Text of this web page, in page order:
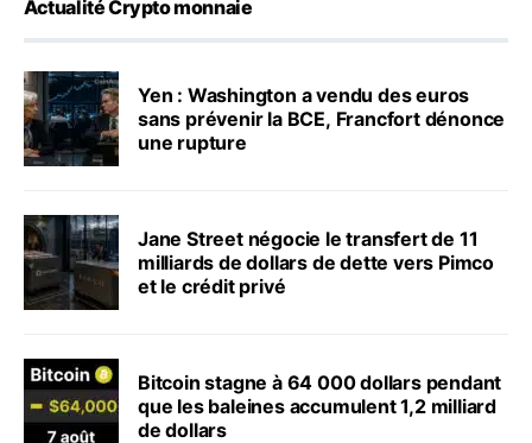
Actualité Crypto monnaie
Yen : Washington a vendu des euros
sans prévenir la BCE, Francfort dénonce
une rupture
Jane Street négocie le transfert de 11
milliards de dollars de dette vers Pimco
et le crédit privé
Bitcoin stagne à 64 000 dollars pendant
que les baleines accumulent 1,2 milliard
de dollars